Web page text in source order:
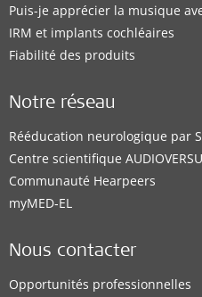
Puis-je apprécier la musique
IRM et implants cochléaires
Fiabilité des produits
Notre réseau
Rééducation neurologique par
Centre scientifique
Communauté Hearpeers
myMED‑EL
Nous contacter
Opportunités professionnelles